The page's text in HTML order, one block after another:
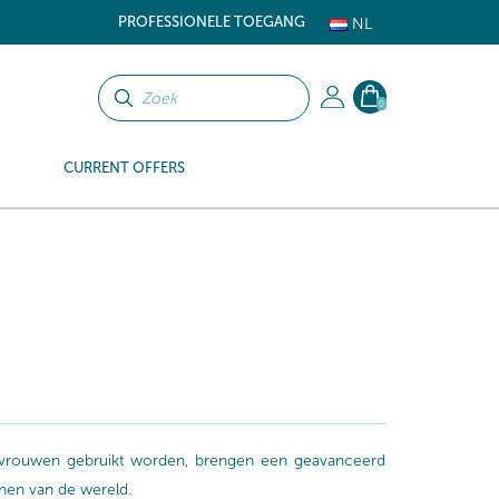
NL
PROFESSIONELE TOEGANG
0
CURRENT OFFERS
gebruikt worden, brengen een geavanceerd
van de wereld.